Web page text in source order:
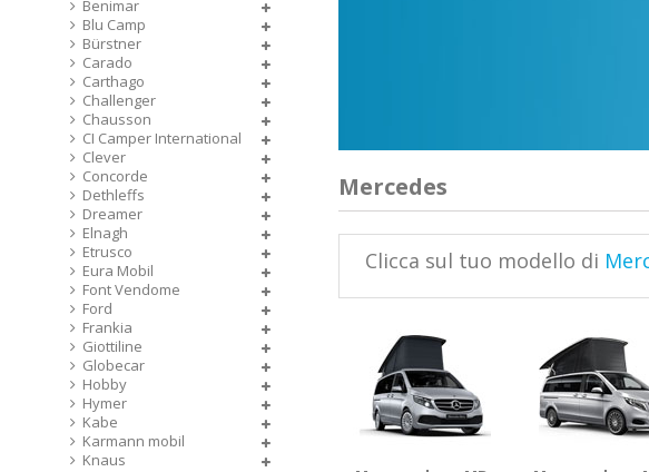
Mercedes
Clicca sul tuo modello di
Benimar
Blu Camp
Bürstner
Carado
Carthago
Challenger
Chausson
CI Camper International
Clever
Concorde
Dethleffs
Dreamer
Elnagh
Etrusco
Eura Mobil
Font Vendome
Ford
Frankia
Giottiline
Globecar
Hobby
Hymer
Kabe
Karmann mobil
Knaus